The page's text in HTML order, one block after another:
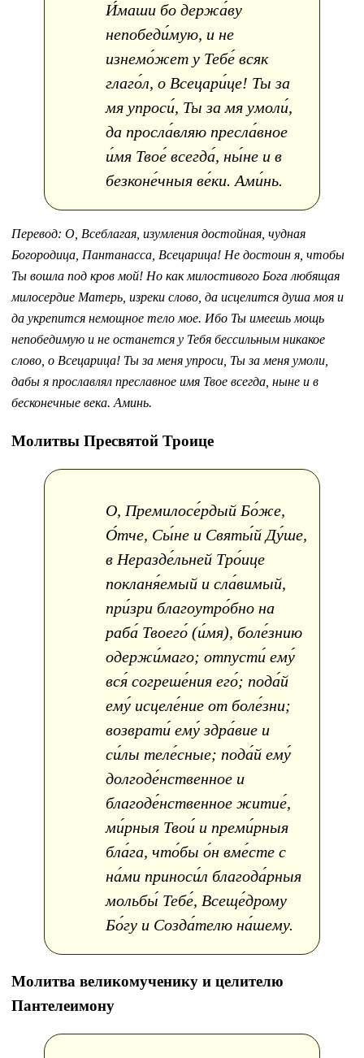
И́маши бо держа́ву
непобеди́мую, и не
изнемо́жет у Тебе́ всяк
глаго́л, о Всецари́це! Ты за
мя упроси́, Ты за мя умоли́,
да просла́вляю пресла́вное
и́мя Твое́ всегда́, ны́не и в
безконе́чныя ве́ки. Ами́нь.
Перевод: О, Всеблагая, изумления достойная, чудная
Богородица, Пантанасса, Всецарица! Не достоин я, чтобы
Ты вошла под кров мой! Но как милостивого Бога любящая
милосердие Матерь, изреки слово, да исцелится душа моя и
да укрепится немощное тело мое. Ибо Ты имеешь мощь
непобедимую и не останется у Тебя бессильным никакое
слово, о Всецарица! Ты за меня упроси, Ты за меня умоли,
дабы я прославлял преславное имя Твое всегда, ныне и в
бесконечные века. Аминь.
Молитвы Пресвятой Троице
О, Премилосе́рдый Бо́же,
О́тче, Сы́не и Святы́й Ду́ше,
в Неразде́льней Тро́ице
покланя́емый и сла́вимый,
при́зри благоутро́бно на
раба́ Твоего́ (и́мя), боле́знию
одержи́маго; отпусти́ ему́
вся́ согреше́ния его́; пода́й
ему́ исцеле́ние от боле́зни;
возврати́ ему́ здра́вие и
си́лы теле́сные; пода́й ему́
долгоде́нственное и
благоде́нственное житие́,
ми́рныя Твои́ и преми́рныя
бла́га, что́бы о́н вме́сте с
на́ми приноси́л благода́рныя
мольбы́ Тебе́, Всеще́дрому
Бо́гу и Созда́телю на́шему.
Молитва великомученику и целителю
Пантелеимону